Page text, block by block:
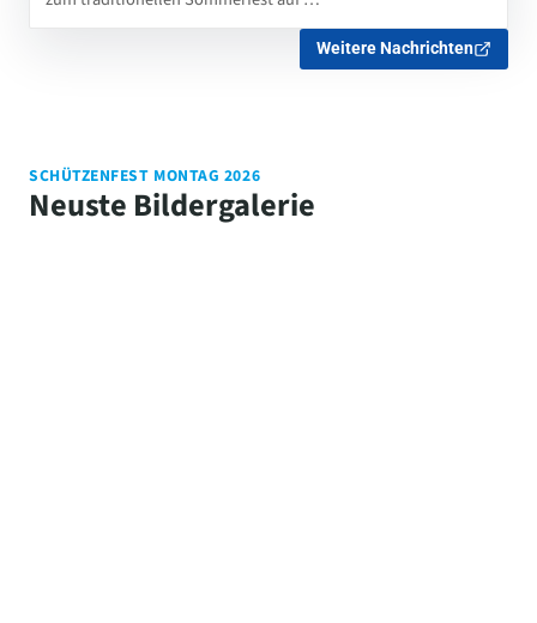
Weitere Nachrichten
SCHÜTZENFEST MONTAG 2026
Neuste Bildergalerie